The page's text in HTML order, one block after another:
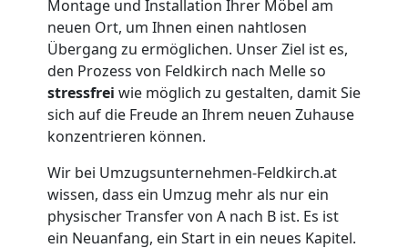
Montage und Installation Ihrer Möbel am
neuen Ort, um Ihnen einen nahtlosen
Übergang zu ermöglichen. Unser Ziel ist es,
den Prozess von Feldkirch nach Melle so
stressfrei wie möglich zu gestalten, damit Sie
sich auf die Freude an Ihrem neuen Zuhause
konzentrieren können.
Wir bei Umzugsunternehmen-Feldkirch.at
wissen, dass ein Umzug mehr als nur ein
physischer Transfer von A nach B ist. Es ist
ein Neuanfang, ein Start in ein neues Kapitel.
Feldkirch
Umzug
für
Senioren